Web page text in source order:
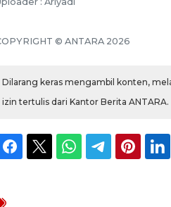
© ANTARA 2026
Dilarang keras mengambil konten,
izin tertulis dari Kantor Berita ANTARA.